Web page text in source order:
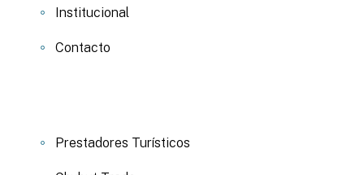
Institucional
Contacto
Prestadores Turísticos